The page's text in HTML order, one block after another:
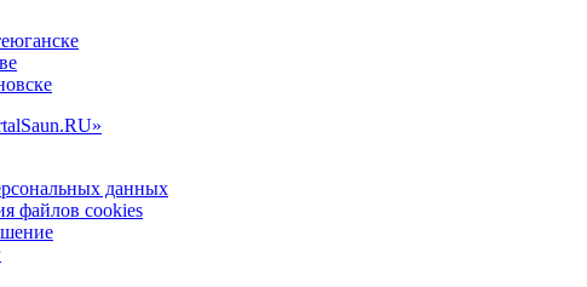
данных
файлов cookies